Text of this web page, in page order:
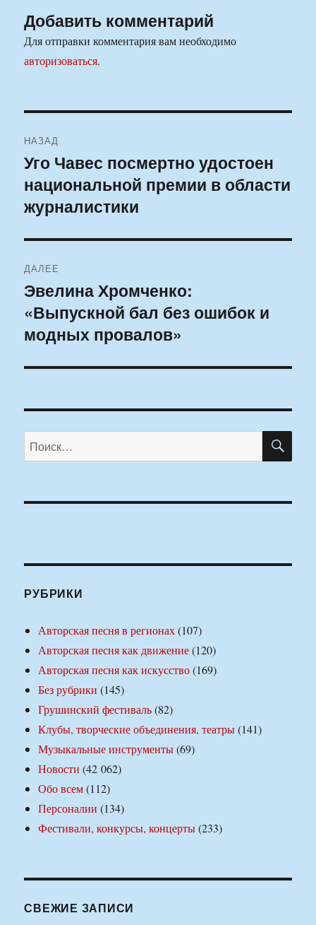
Добавить комментарий
Для отправки комментария вам необходимо
авторизоваться.
по
записям
НАЗАД
Предыдущая
запись:
Уго Чавес посмертно удостоен
национальной премии в области
журналистики
ДАЛЕЕ
Следующая
запись:
Эвелина Хромченко:
«Выпускной бал без ошибок и
модных провалов»
Искать:
РУБРИКИ
Авторская песня в регионах(107)
Авторская песня как движение(120)
Авторская песня как искусство(169)
Без рубрики (145)
Грушинский фестиваль(82)
Клубы, творческие объединения, театры(141)
Музыкальные инструменты(69)
Новости (42 062)
Обо всем(112)
Персоналии (134)
Фестивали, конкурсы, концерты(233)
СВЕЖИЕ ЗАПИСИ